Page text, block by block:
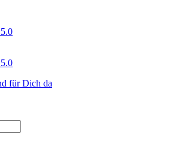
für Dich da